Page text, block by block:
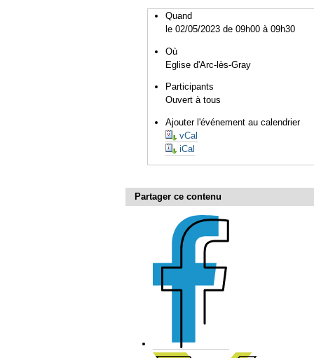
Quand
le 02/05/2023 de 09h00 à 09h30
Où
Eglise d'Arc-lès-Gray
Participants
Ouvert à tous
Ajouter l'événement au calendrier
vCal
iCal
Partager ce contenu